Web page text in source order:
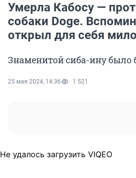
Умерла Кабосу —
собаки Doge.
открыл для себя
Знаменитой сиба-ину было
25 мая 2024, 14:36 1 521
Не удалось загрузить VIQEO